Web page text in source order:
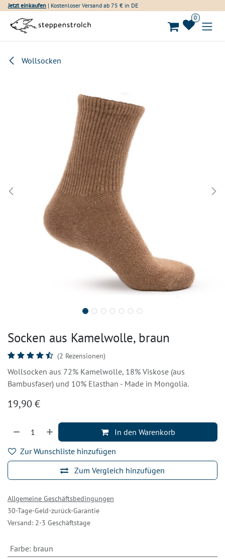
Zum Inhalt springen
Jetzt einkaufen | Kostenloser Versand ab 75 € in DE
0
Wollsocken
Socken aus Kamelwolle, braun
(2 Rezensionen)
Wollsocken aus 72% Kamelwolle, 18% Viskose (aus
Bambusfaser) und 10% Elasthan - Made in Mongolia.
19,90 €
In den Warenkorb
Zum Vergleich hinzufügen
Zur Wunschliste hinzufügen
Allgemeine Geschäftsbedingungen
30-Tage-Geld-zurück-Garantie
Versand: 2-3 Geschäftstage
Farbe: braun